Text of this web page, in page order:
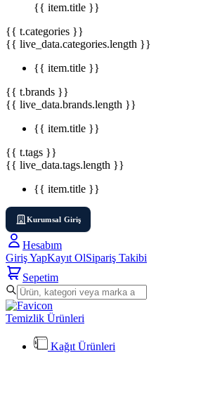
{{ item.title }}
{{ t.categories }}
{{ live_data.categories.length }}
{{ item.title }}
{{ t.brands }}
{{ live_data.brands.length }}
{{ item.title }}
{{ t.tags }}
{{ live_data.tags.length }}
{{ item.title }}
Kurumsal Giriş
Hesabım
Giriş YapKayıt OlSipariş Takibi
Sepetim
Temizlik Ürünleri
Kağıt Ürünleri